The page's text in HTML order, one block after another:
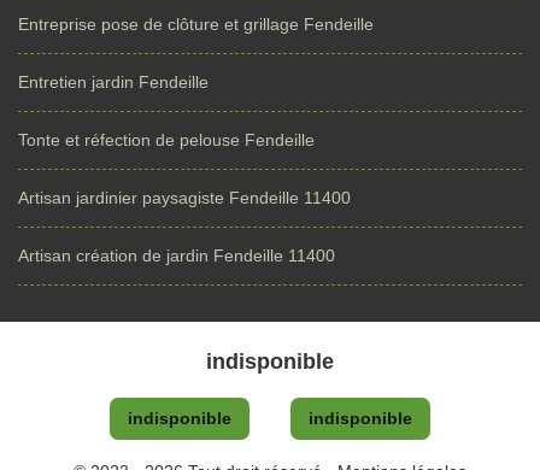
Entreprise pose de clôture et grillage Fendeille
Entretien jardin Fendeille
Tonte et réfection de pelouse Fendeille
Artisan jardinier paysagiste Fendeille 11400
Artisan création de jardin Fendeille 11400
indisponible
indisponible indisponible